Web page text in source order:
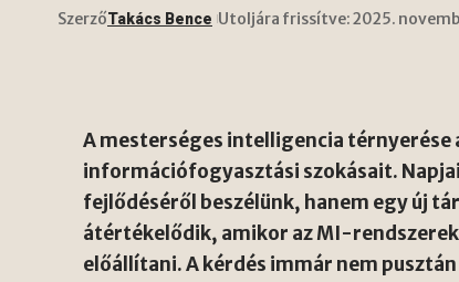
SzerzőTakács Bence Utoljára frissítve: 2025.
A mesterséges intelligencia
információfogyasztási szokásait.
fejlődéséről beszélünk, hanem egy új
átértékelődik, amikor az MI-
előállítani. A kérdés immár nem